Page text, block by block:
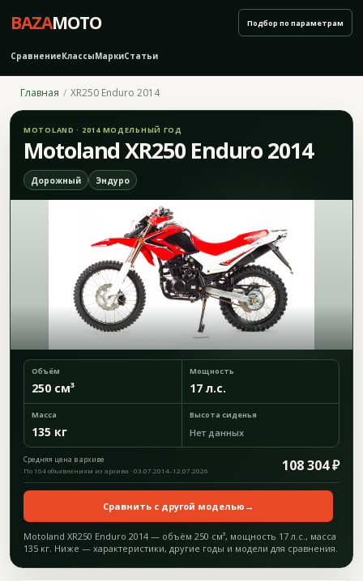
BAZAMOTO
СравнениеКлассыМаркиСтатьи
Подбор по параметрам
Главная XR250 Enduro 2014
MOTOLAND · 2014 МОДЕЛЬНЫЙ ГОД
Motoland XR250 Enduro 2014
Дорожный Эндуро
Объём
250 см³
Мощность
17 л.с.
Масса
135 кг
Высота сиденья
Нет данных
Средняя цена в архиве 108 304 ₽
По 164 объявлениям из архива · 03.07.2014–12.07.2026
Сравнить с другой моделью →
Motoland XR250 Enduro 2014 — объём 250 см³, мощность 17 л.с., масса
135 кг. Ниже — характеристики, другие годы и модели для сравнения.